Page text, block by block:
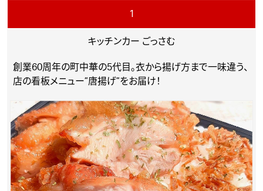
1
キッチンカー ごっさむ
創業60周年の町中華の5代目。衣から揚げ方まで一味違う、
店の看板メニュー”唐揚げ”をお届け！